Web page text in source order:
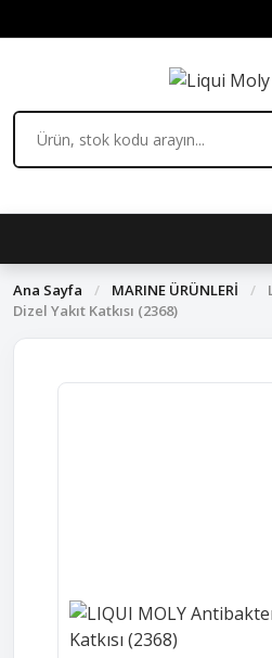
Ana Sayfa / MARINE ÜRÜNLERİ /
Dizel Yakıt Katkısı (2368)